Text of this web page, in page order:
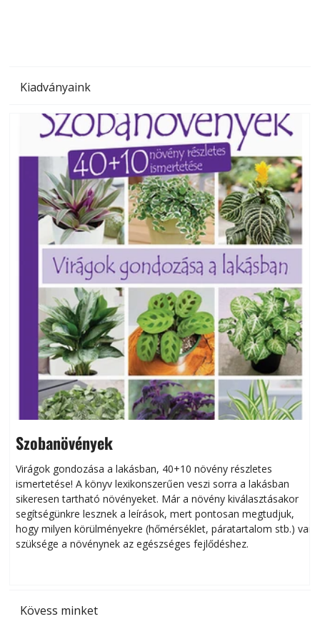
Kiadványaink
Szobanövények
Virágok gondozása a lakásban, 40+10 növény részletes
ismertetése! A könyv lexikonszerűen veszi sorra a lakásban
sikeresen tart­ha­tó növényeket. Már a növény kiválasztásakor
segítségünkre lesznek a leírások, mert pontosan megtudjuk,
hogy milyen körülményekre (hőmérséklet, páratartalom stb.) van
szüksége a növénynek az egészséges fejlődéshez.
Kövess minket